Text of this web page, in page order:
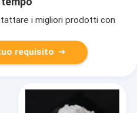
i migliori prodotti con
requisito